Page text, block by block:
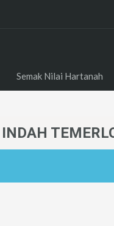
Semak Nilai Hartanah